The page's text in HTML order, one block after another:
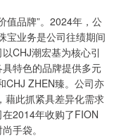
品牌”。2024年，公
宝业务是公司往绩期间
CHJ潮宏基为核心引
特色的品牌提供多元
CHJ ZHEN臻。公司亦
藉此抓紧具差异化需求
2014年收购了FION
手袋。